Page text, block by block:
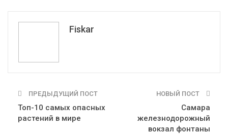
Telegram
Fiskar
ПРЕДЫДУЩИЙ ПОСТ
Топ-10 самых опасных
растений в мире
НОВЫЙ ПОСТ
Самара
железнодорожный
вокзал фонтаны